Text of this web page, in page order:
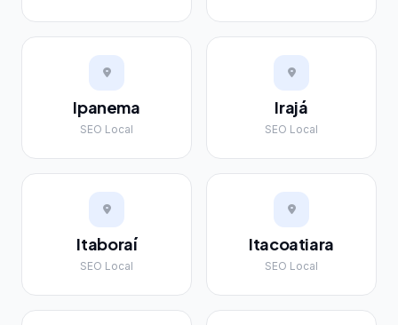
Ipanema
SEO Local
Irajá
SEO Local
Itaboraí
SEO Local
Itacoatiara
SEO Local